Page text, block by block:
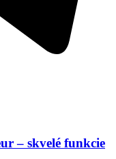
– skvelé funkcie